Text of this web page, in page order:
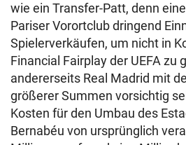
wie ein Transfer-Patt, denn
Pariser Vorortclub dringend
Spielerverkäufen, um nicht in
Financial Fairplay der UEFA zu
andererseits Real Madrid mit
größerer Summen vorsichtig
Kosten für den Umbau des
Bernabéu von ursprünglich